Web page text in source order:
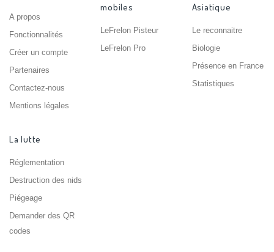
A propos
Fonctionnalités
Créer un compte
Partenaires
Contactez-nous
Mentions légales
mobiles
LeFrelon Pisteur
LeFrelon Pro
Asiatique
Le reconnaitre
Biologie
Présence en France
Statistiques
La lutte
Réglementation
Destruction des nids
Piégeage
Demander des QR
codes